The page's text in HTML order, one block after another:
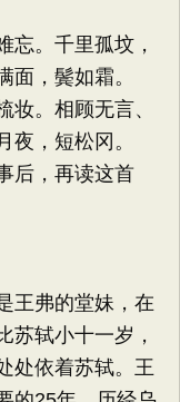
。千里孤坟，
面，鬓如霜。
。相顾无言、
夜，短松冈。
，再读这首
弗的堂妹，在
苏轼小十一岁，
处依着苏轼。王